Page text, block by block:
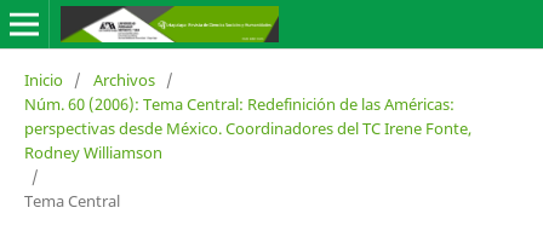
Inicio / Archivos /
Núm. 60 (2006): Tema Central: Redefinición de las Américas:
perspectivas desde México. Coordinadores del TC Irene Fonte,
Rodney Williamson
/
Tema Central